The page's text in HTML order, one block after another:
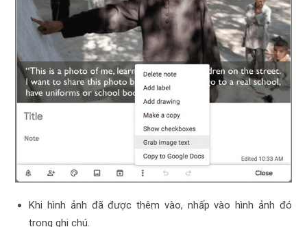
Khi hình ảnh đã được thêm vào, nhấp vào hình ảnh đó
trong ghi chú.